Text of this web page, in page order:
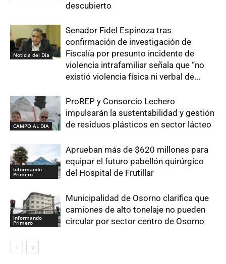
descubierto
Noticia del Día
Senador Fidel Espinoza tras
confirmación de investigación de
Fiscalía por presunto incidente de
violencia intrafamiliar señala que “no
existió violencia física ni verbal de...
CAMPO AL DIA
ProREP y Consorcio Lechero
impulsarán la sustentabilidad y gestión
de residuos plásticos en sector lácteo
Informando
Primero
Aprueban más de $620 millones para
equipar el futuro pabellón quirúrgico
del Hospital de Frutillar
Informando
Primero
Municipalidad de Osorno clarifica que
camiones de alto tonelaje no pueden
circular por sector centro de Osorno